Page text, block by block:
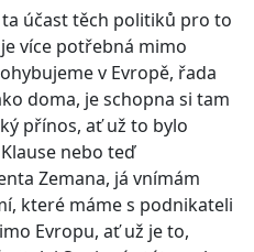
ta účast těch politiků pro to
více potřebná mimo
v Evropě, řada
doma, je schopna si tam
přínos, ať už to bylo
nebo teď
Zemana, já vnímám
které máme s podnikateli
Evropu, ať už je to,